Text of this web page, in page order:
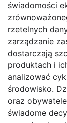
świadomości
rzetelnych
zarządzanie
dostarczają
produktach i
analizować
środowisko.
oraz
świadome